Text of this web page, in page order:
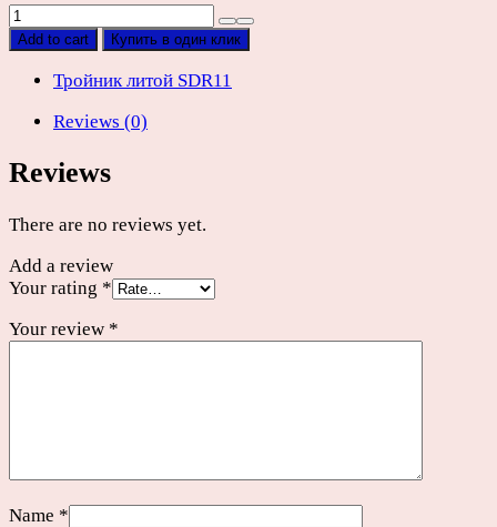
Тройник
литой
SDR11
quantity
Add to cart Купить в один клик
Тройник литой SDR11
Reviews (0)
Reviews
There are no reviews yet.
Add a review
Your rating *
Your review *
Name *